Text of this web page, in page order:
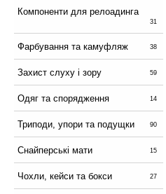
Компоненти для релоадинга
31
Фарбування та камуфляж 38
Захист слуху і зору 59
Одяг та спорядження 14
Триподи, упори та подущки 90
Снайперські мати 15
Чохли, кейси та бокси 27